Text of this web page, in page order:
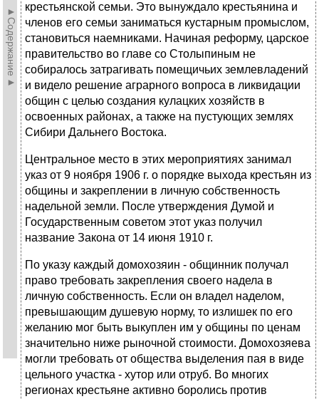
►Содержание►
крестьянской семьи. Это вынуждало крестьянина и
членов его семьи заниматься кустарным промыслом,
становиться наемниками. Начиная реформу, царское
правительство во главе со Столыпиным не
собиралось затрагивать помещичьих землевладений
и видело решение аграрного вопроса в ликвидации
общин с целью создания кулацких хозяйств в
освоенных районах, а также на пустующих землях
Сибири Дальнего Востока.
Центральное место в этих мероприятиях занимал
указ от 9 ноября 1906 г. о порядке выхода крестьян из
общины и закреплении в личную собственность
надельной земли. После утверждения Думой и
Государственным советом этот указ получил
название Закона от 14 июня 1910 г.
По указу каждый домохозяин - общинник получал
право требовать закрепления своего надела в
личную собственность. Если он владел наделом,
превышающим душевую норму, то излишек по его
желанию мог быть выкуплен им у общины по ценам
значительно ниже рыночной стоимости. Домохозяева
могли требовать от общества выделения пая в виде
цельного участка - хутор или отруб. Во многих
регионах крестьяне активно боролись против